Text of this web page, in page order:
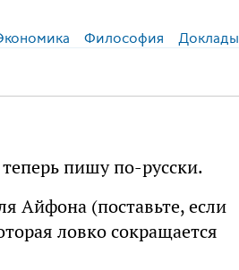
Философия Доклады
теперь пишу по-русски.
Айфона (поставьте, если
ловко сокращается